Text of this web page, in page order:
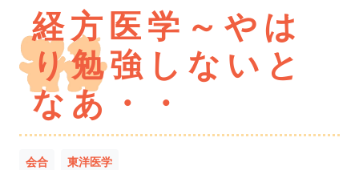
経方医学～やは
り勉強しないと
なあ・・
会合 東洋医学